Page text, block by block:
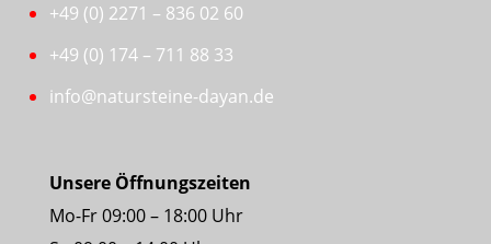
+49 (0) 2271 – 836 02 60
+49 (0) 174 – 711 88 33
info@natursteine-dayan.de
Unsere Öffnungszeiten
Mo-Fr 09:00 – 18:00 Uhr